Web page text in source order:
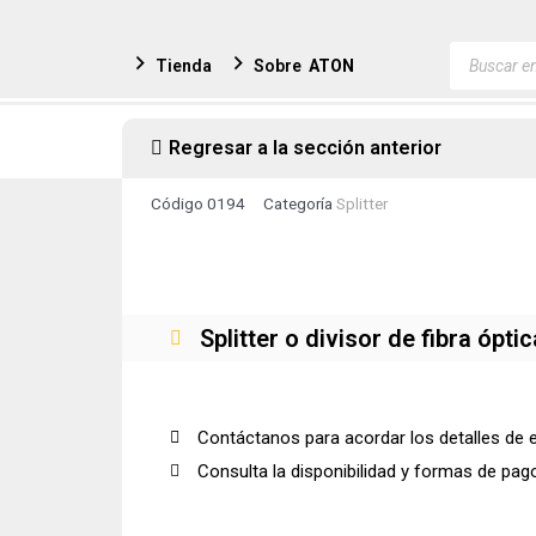
Tienda SobreATON
de
Regresar a la sección anterior
Código 0194 Categoría Splitter
Splitter o divisor de fibra
Contáctanos para acordar los detalles de
Consulta la disponibilidad y formas de